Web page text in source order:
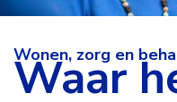
Wonen, zorg en
Waar